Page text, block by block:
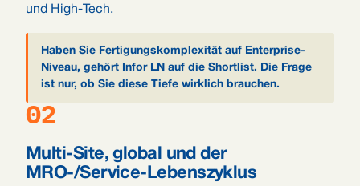
und High-Tech.
Haben Sie Fertigungskomplexität auf Enterprise-
Niveau, gehört Infor LN auf die Shortlist. Die Frage
ist nur, ob Sie diese Tiefe wirklich brauchen.
02
Multi-Site, global und der
MRO-/Service-Lebenszyklus